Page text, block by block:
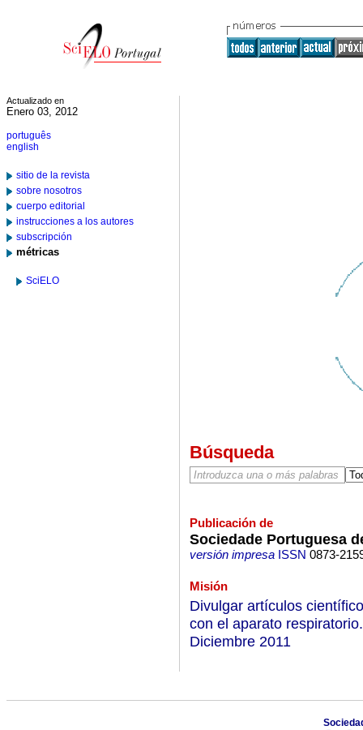
Actualizado en
Enero 03, 2012
português
english
sitio de la revista
sobre nosotros
cuerpo editorial
instrucciones a los autores
subscripción
métricas
SciELO
Búsqueda
Publicación de
Sociedade Portuguesa
versión impresaISSN 0873-
Misión
Divulgar artículos
con el aparato
Diciembre 2011